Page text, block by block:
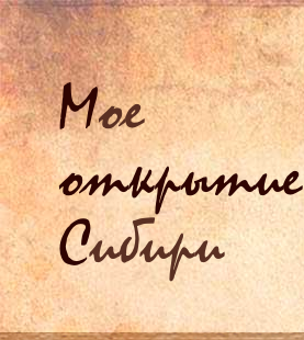
Мое
открытие
Сибири